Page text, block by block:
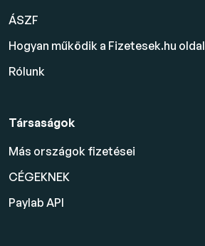
ÁSZF
Hogyan működik a Fizetesek.hu oldal
Rólunk
Társaságok
Más országok fizetései
CÉGEKNEK
Paylab API